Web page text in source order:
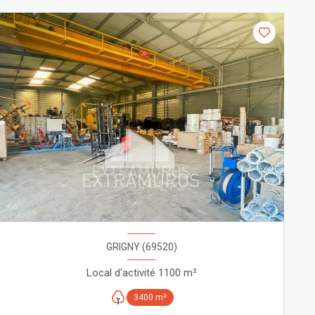
GRIGNY (69520)
Local d'activité 1100 m²
3400 m²